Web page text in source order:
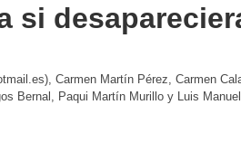
si
Carmen Martín Pérez, Carmen
Bernal, Paqui Martín Murillo y Luis